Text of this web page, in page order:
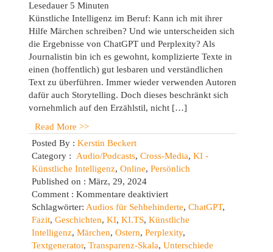
Lesedauer 5 Minuten
Künstliche Intelligenz im Beruf: Kann ich mit ihrer
Hilfe Märchen schreiben? Und wie unterscheiden sich
die Ergebnisse von ChatGPT und Perplexity? Als
Journalistin bin ich es gewohnt, komplizierte Texte in
einen (hoffentlich) gut lesbaren und verständlichen
Text zu überführen. Immer wieder verwenden Autoren
dafür auch Storytelling. Doch dieses beschränkt sich
vornehmlich auf den Erzählstil, nicht […]
Read More >>
Posted By : Kerstin Beckert
Category : Audio/Podcasts, Cross-Media, KI -
Künstliche Intelligenz, Online, Persönlich
Published on : März, 29, 2024
Comment : Kommentare deaktiviertfür
Ein
Ostermärchen
und
die
Schlagwörter: Audios für Sehbehinderte, ChatGPT,
Fazit, Geschichten, KI, KI.TS, Künstliche
Intelligenz, Märchen, Ostern, Perplexity,
Textgenerator, Transparenz-Skala, Unterschiede